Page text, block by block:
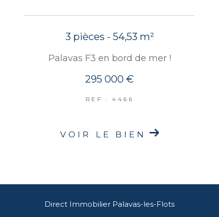
3 pièces - 54,53 m²
Palavas F3 en bord de mer !
295 000 €
REF : 4466
VOIR LE BIEN
Direct Immobilier Palavas-les-Flots